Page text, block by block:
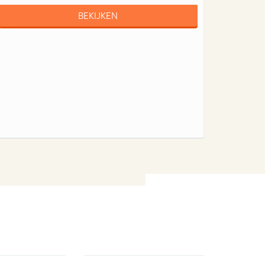
BEKIJKEN